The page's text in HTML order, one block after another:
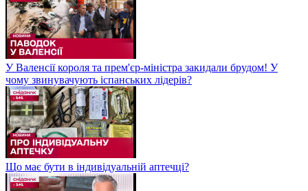
У Валенсії короля та прем'єр-міністра закидали брудом! У
чому звинувачують іспанських лідерів?
Що має бути в індивідуальній аптечці?